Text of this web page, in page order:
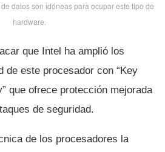
datos son idóneas para ocupar este tipo de
hardware.
que Intel ha amplió los
de este procesador con “Key
que ofrece protección mejorada
de seguridad.
de los procesadores la